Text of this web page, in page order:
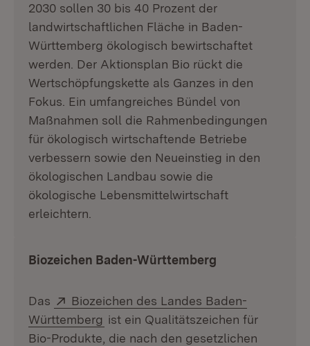
2030 sollen 30 bis 40 Prozent der
landwirtschaftlichen Fläche in Baden-
Württemberg ökologisch bewirtschaftet
werden. Der Aktionsplan Bio rückt die
Wertschöpfungskette als Ganzes in den
Fokus. Ein umfangreiches Bündel von
Maßnahmen soll die Rahmenbedingungen
für ökologisch wirtschaftende Betriebe
verbessern sowie den Neueinstieg in den
ökologischen Landbau sowie die
ökologische Lebensmittelwirtschaft
erleichtern.
Biozeichen Baden-Württemberg
Das Extern:
Biozeichen des Landes Baden-
Württemberg (Öffnet in neuem Fenster)
ist ein Qualitätszeichen für
Bio-Produkte, die nach den gesetzlichen